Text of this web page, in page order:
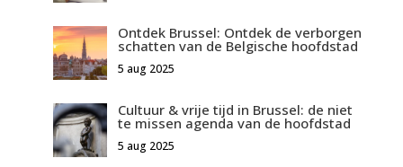
Ontdek Brussel: Ontdek de verborgen
schatten van de Belgische hoofdstad
5 aug 2025
Cultuur & vrije tijd in Brussel: de niet
te missen agenda van de hoofdstad
5 aug 2025